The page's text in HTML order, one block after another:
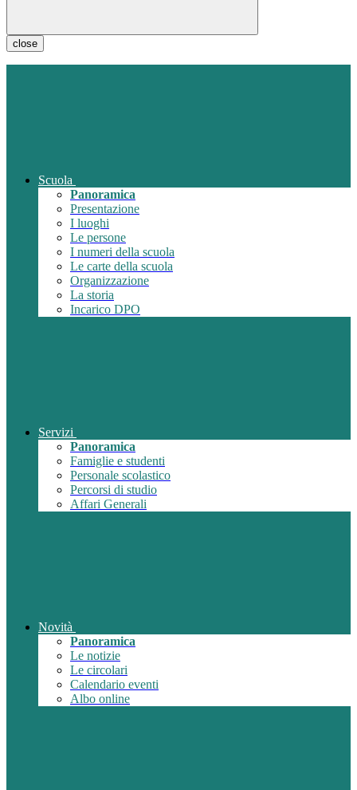
close
Scuola
Panoramica
Presentazione
I luoghi
Le persone
I numeri della scuola
Le carte della scuola
Organizzazione
La storia
Incarico DPO
Servizi
Panoramica
Famiglie e studenti
Personale scolastico
Percorsi di studio
Affari Generali
Novità
Panoramica
Le notizie
Le circolari
Calendario eventi
Albo online